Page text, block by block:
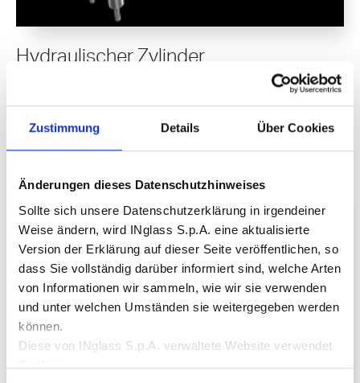
Zustimmung Details Über Cookies
Änderungen dieses Datenschutzhinweises
Sollte sich unsere Datenschutzerklärung in irgendeiner
Weise ändern, wird INglass S.p.A. eine aktualisierte
Version der Erklärung auf dieser Seite veröffentlichen, so
dass Sie vollständig darüber informiert sind, welche Arten
von Informationen wir sammeln, wie wir sie verwenden
und unter welchen Umständen sie weitergegeben werden
können.
Diese von INglass S.p.A. verwaltete Website verwendet
Cookies.
Hydraulischer Zylinder